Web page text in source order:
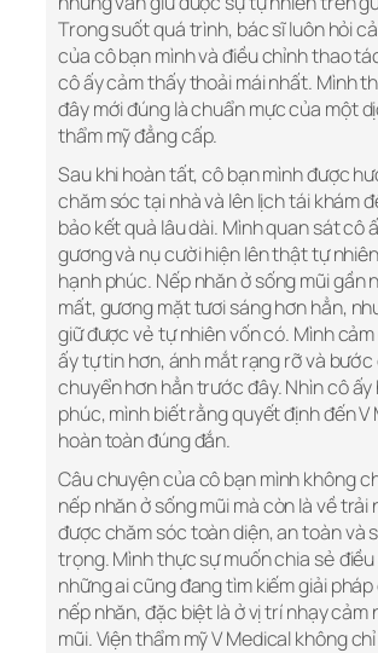
Trong suốt quá trình, bác sĩ luôn hỏi
của cô bạn mình và điều chỉnh thao
cô ấy cảm thấy thoải mái nhất. Mình
đây mới đúng là chuẩn mực của một
thẩm mỹ đẳng cấp.
Sau khi hoàn tất, cô bạn mình được
chăm sóc tại nhà và lên lịch tái khám
bảo kết quả lâu dài. Mình quan sát cô
gương và nụ cười hiện lên thật tự
hạnh phúc. Nếp nhăn ở sống mũi gần
mất, gương mặt tươi sáng hơn hẳn,
giữ được vẻ tự nhiên vốn có. Mình
ấy tự tin hơn, ánh mắt rạng rỡ và bước
chuyển hơn hẳn trước đây. Nhìn cô ấy
phúc, mình biết rằng quyết định đến V
hoàn toàn đúng đắn.
Câu chuyện của cô bạn mình không
nếp nhăn ở sống mũi mà còn là về trải
được chăm sóc toàn diện, an toàn và
trọng. Mình thực sự muốn chia sẻ
những ai cũng đang tìm kiếm giải
nếp nhăn, đặc biệt là ở vị trí nhạy cảm
mũi. Viện thẩm mỹ V Medical không